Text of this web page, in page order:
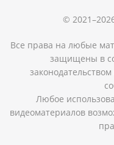
©
Все права на любые
защищены в
Любое
видеоматериалов